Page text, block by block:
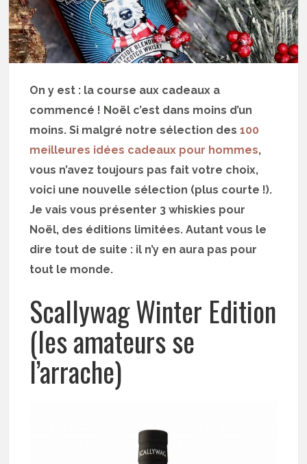
On y est : la course aux cadeaux a
commencé ! Noël c’est dans moins d’un
moins. Si malgré notre sélection des100
meilleures idées cadeaux pour hommes,
vous n’avez toujours pas fait votre choix,
voici une nouvelle sélection (plus courte !).
Je vais vous présenter 3 whiskies pour
Noël, des éditions limitées. Autant vous le
dire tout de suite : il n’y en aura pas pour
tout le monde.
Scallywag Winter Edition
(les amateurs se
l’arrache)